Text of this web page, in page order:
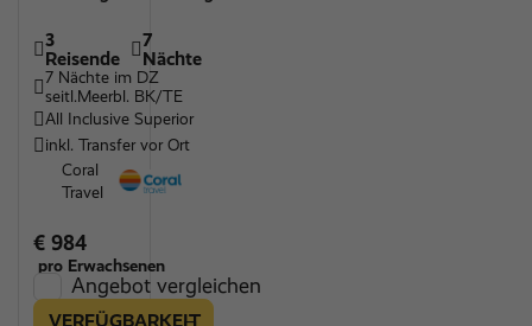
3
Reisende
7
Nächte
7 Nächte im DZ
seitl.Meerbl. BK/TE
All Inclusive Superior
inkl. Transfer vor Ort
Coral
Travel
€ 984
pro Erwachsenen
Angebot vergleichen
VERFÜGBARKEIT